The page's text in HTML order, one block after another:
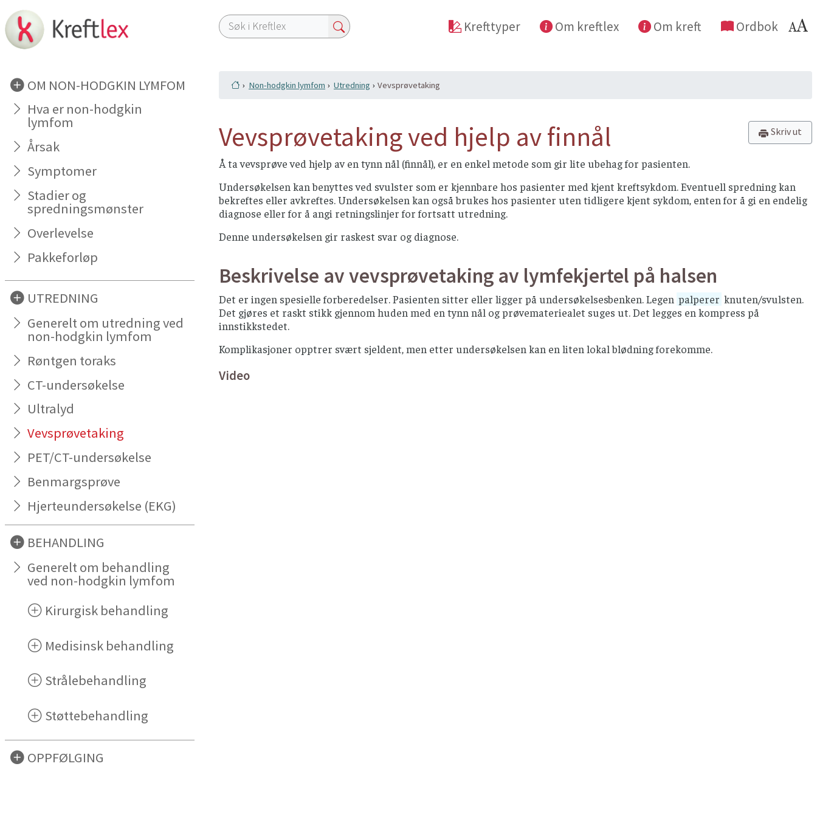
OM NON-HODGKIN LYMFOM
Hva er non-hodgkin
lymfom
Årsak
Symptomer
Stadier og
spredningsmønster
Overlevelse
Pakkeforløp
UTREDNING
Generelt om utredning ved
non-hodgkin lymfom
Røntgen toraks
CT-undersøkelse
Ultralyd
Vevsprøvetaking
PET/CT-undersøkelse
Benmargsprøve
Hjerteundersøkelse (EKG)
BEHANDLING
Generelt om behandling
ved non-hodgkin lymfom
Kirurgisk behandling
Medisinsk behandling
Strålebehandling
Støttebehandling
OPPFØLGING
Krefttyper Om kreftlex Om kreft Ordbok
Non-hodgkin lymfom Utredning Vevsprøvetaking
Skriv ut
Vevsprøvetaking ved hjelp av finnål
Å ta vevsprøve ved hjelp av en tynn nål (finnål), er en enkel metode som gir lite ubehag for pasienten.
Undersøkelsen kan benyttes ved svulster som er kjennbare hos pasienter med kjent kreftsykdom. Eventuell spredning kan
bekreftes eller avkreftes. Undersøkelsen kan også brukes hos pasienter uten tidligere kjent sykdom, enten for å gi en endelig
diagnose eller for å angi retningslinjer for fortsatt utredning.
Denne undersøkelsen gir raskest svar og diagnose.
Beskrivelse av vevsprøvetaking av lymfekjertel på halsen
Det er ingen spesielle forberedelser. Pasienten sitter eller ligger på undersøkelsesbenken. Legen palperer knuten/svulsten.
Det gjøres et raskt stikk gjennom huden med en tynn nål og prøvemateriealet suges ut. Det legges en kompress på
innstikkstedet.
Komplikasjoner opptrer svært sjeldent, men etter undersøkelsen kan en liten lokal blødning forekomme.
Video